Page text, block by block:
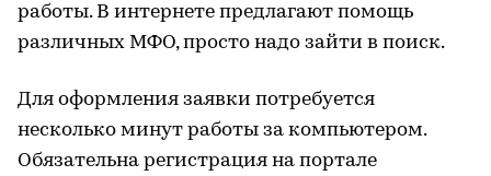
работы. В интернете предлагают помощь
различных МФО, просто надо зайти в поиск.
Для оформления заявки потребуется
несколько минут работы за компьютером.
Обязательна регистрация на портале